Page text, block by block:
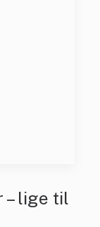
– lige til